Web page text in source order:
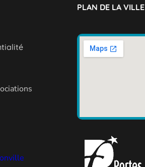
PLAN DE LA VILLE